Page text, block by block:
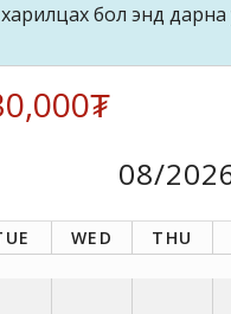
бол энд дарна
08/
WED THU